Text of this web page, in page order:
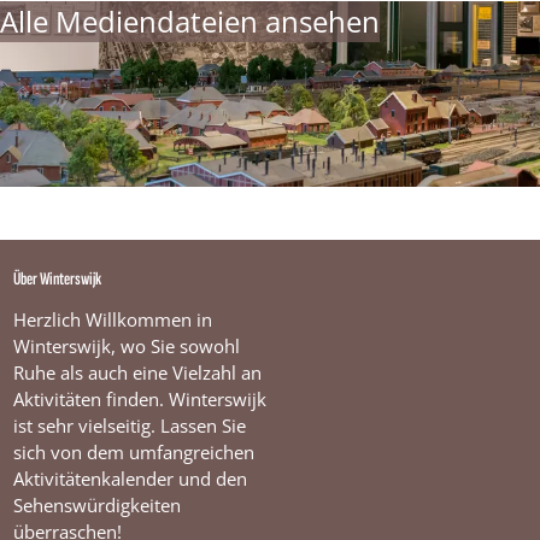
s
i
t
O
o
s
t
Alle Mediendateien ansehen
Über Winterswijk
Herzlich Willkommen in
Winterswijk, wo Sie sowohl
Ruhe als auch eine Vielzahl an
Aktivitäten finden. Winterswijk
ist sehr vielseitig. Lassen Sie
sich von dem umfangreichen
Aktivitätenkalender und den
Sehenswürdigkeiten
überraschen!